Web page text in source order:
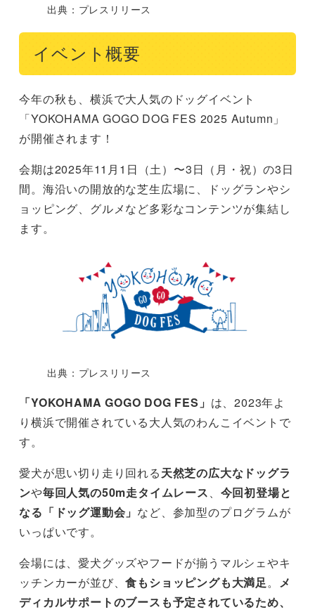
出典：プレスリリース
イベント概要
今年の秋も、横浜で大人気のドッグイベント
「YOKOHAMA GOGO DOG FES 2025 Autumn」
が開催されます！
会期は2025年11月1日（土）〜3日（月・祝）の3日
間。海沿いの開放的な芝生広場に、ドッグランやシ
ョッピング、グルメなど多彩なコンテンツが集結し
ます。
出典：プレスリリース
「YOKOHAMA GOGO DOG FES」 は、2023年よ
り横浜で開催されている大人気のわんこイベントで
す。
愛犬が思い切り走り回れる天然芝の広大なドッグラ
ンや毎回人気の50m走タイムレース、 今回初登場と
なる「ドッグ運動会」 など、参加型のプログラムが
いっぱいです。
会場には、愛犬グッズやフードが揃うマルシェやキ
ッチンカーが並び、食もショッピングも大満足。 メ
ディカルサポートのブースも予定されているため、